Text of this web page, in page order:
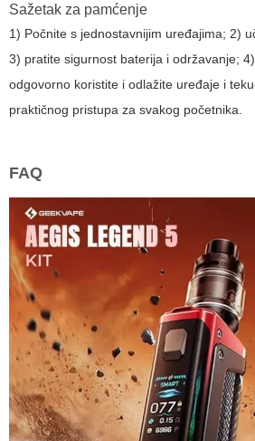
Sažetak za pamćenje
1) Počnite s jednostavnijim uređajima; 2)
3) pratite sigurnost baterija i održavanje;
odgovorno koristite i odlažite uređaje i
praktičnog pristupa za svakog početnika.
FAQ